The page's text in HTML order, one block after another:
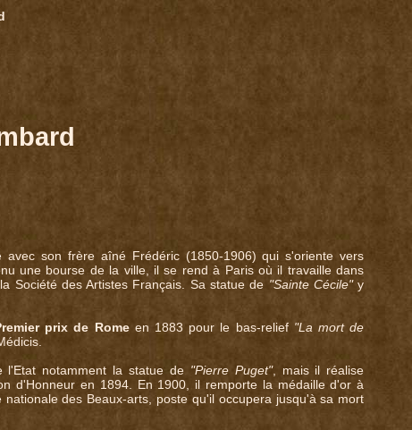
son frère aîné Frédéric (1850-1906) qui s'oriente vers
une bourse de la ville, il se rend à Paris où il travaille dans
Société des Artistes Français. Sa statue de "Sainte Cécile"y
prix de Romeen 1883 pour le bas-relief "La mort de
l'Etat notamment la statue de "Pierre Puget", mais il réalise
d'Honneur en 1894. En 1900, il remporte la médaille d'or à
des Beaux-arts, poste qu'il occupera jusqu'à sa mort